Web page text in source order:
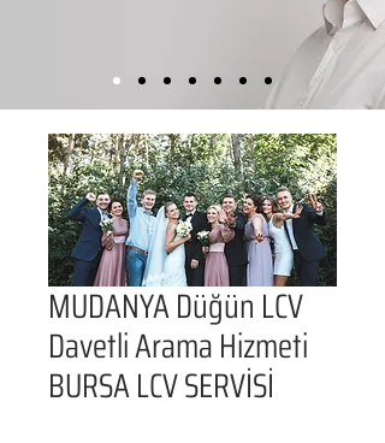
MUDANYA Düğün LCV
Davetli Arama Hizmeti
BURSA LCV SERVİSİ